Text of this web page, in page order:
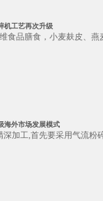
机工艺再次升级
食品膳食，小麦麸皮、
海外市场发展模式
加工,首先要采用气流